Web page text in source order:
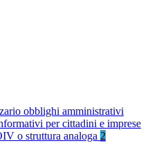
obblighi amministrativi
per cittadini e imprese
o struttura analoga 2